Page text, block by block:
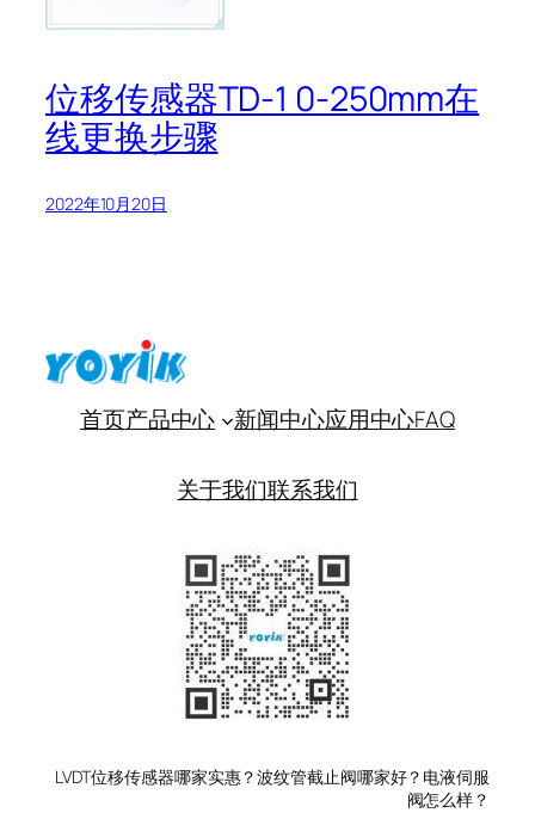
位移传感器TD-1 0-250mm在
线更换步骤
2022年10月20日
首页产品中心 新闻中心应用中心FAQ
关于我们联系我们
LVDT位移传感器哪家实惠？波纹管截止阀哪家好？电液伺服
阀怎么样？